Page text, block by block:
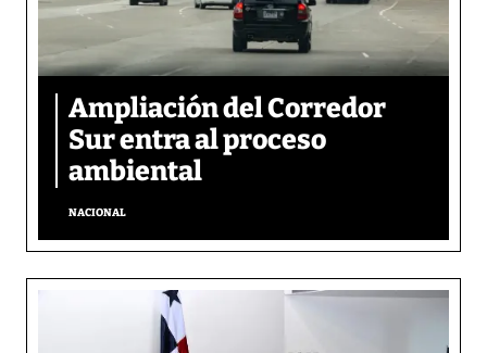
Ampliación del Corredor
Sur entra al proceso
ambiental
NACIONAL